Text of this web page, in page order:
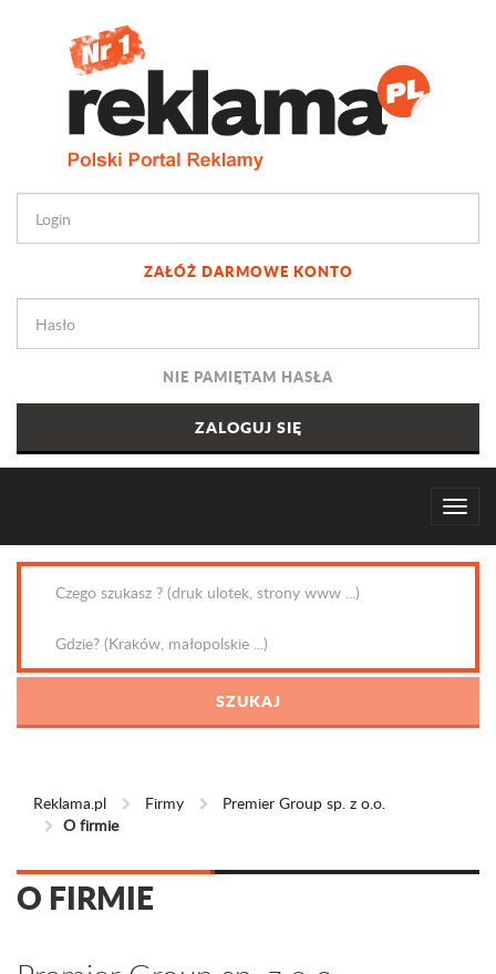
ZAŁÓŻ DARMOWE KONTO
NIE PAMIĘTAM HASŁA
Reklama.pl Firmy
Premier Group sp. z o.o.
O firmie
O FIRMIE